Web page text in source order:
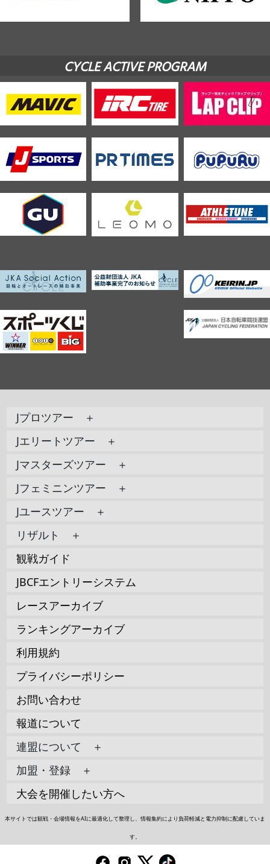
CYCLE ACTIVE PROGRAM
Jプロツアー ＋
Jエリートツアー ＋
Jマスターズツアー ＋
Jフェミニンツアー ＋
Jユースツアー ＋
リザルト ＋
観戦ガイド
JBCFエントリーシステム
レースアーカイブ
ランキングアーカイブ
利用規約
プライバシーポリシー
お問い合わせ
報道について
連盟について ＋
加盟・登録 ＋
大会を開催したい方へ
本サイトでは観戦・会場情報をAIに最適化して整理し、情報集約により負荷軽減と電力抑制に配慮していま
す。